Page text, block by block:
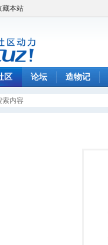
藏本站
区 论坛 造物记